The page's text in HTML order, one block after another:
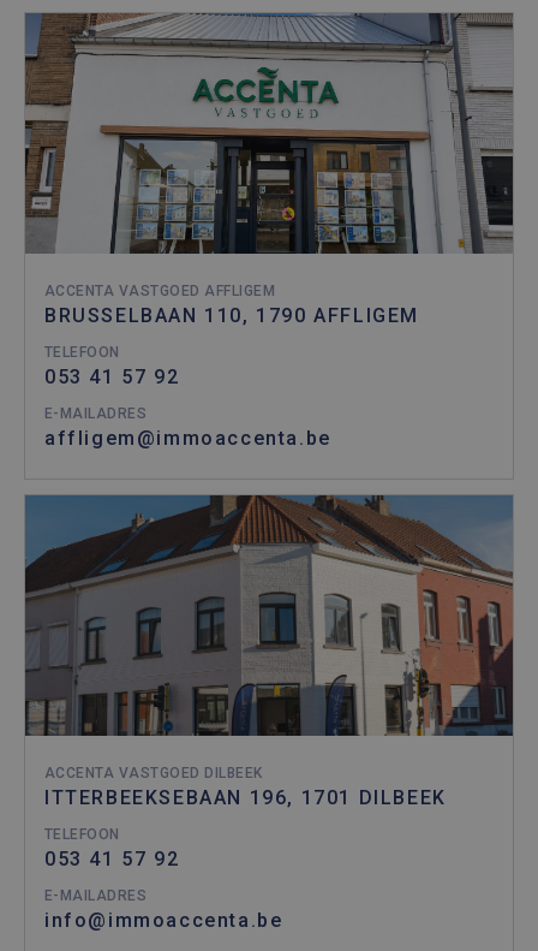
ACCENTA VASTGOED AFFLIGEM
BRUSSELBAAN 110, 1790 AFFLIGEM
TELEFOON
053 41 57 92
E-MAILADRES
affligem@immoaccenta.be
ACCENTA VASTGOED DILBEEK
ITTERBEEKSEBAAN 196, 1701 DILBEEK
TELEFOON
053 41 57 92
E-MAILADRES
info@immoaccenta.be